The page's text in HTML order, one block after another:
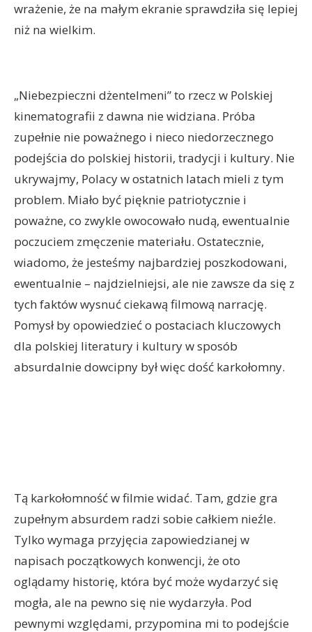
wrażenie, że na małym ekranie sprawdziła się lepiej
niż na wielkim.
„Niebezpieczni dżentelmeni” to rzecz w Polskiej
kinematografii z dawna nie widziana. Próba
zupełnie nie poważnego i nieco niedorzecznego
podejścia do polskiej historii, tradycji i kultury. Nie
ukrywajmy, Polacy w ostatnich latach mieli z tym
problem. Miało być pięknie patriotycznie i
poważne, co zwykle owocowało nudą, ewentualnie
poczuciem zmęczenie materiału. Ostatecznie,
wiadomo, że jesteśmy najbardziej poszkodowani,
ewentualnie – najdzielniejsi, ale nie zawsze da się z
tych faktów wysnuć ciekawą filmową narrację.
Pomysł by opowiedzieć o postaciach kluczowych
dla polskiej literatury i kultury w sposób
absurdalnie dowcipny był więc dość karkołomny.
Tą karkołomność w filmie widać. Tam, gdzie gra
zupełnym absurdem radzi sobie całkiem nieźle.
Tylko wymaga przyjęcia zapowiedzianej w
napisach początkowych konwencji, że oto
oglądamy historię, która być może wydarzyć się
mogła, ale na pewno się nie wydarzyła. Pod
pewnymi względami, przypomina mi to podejście